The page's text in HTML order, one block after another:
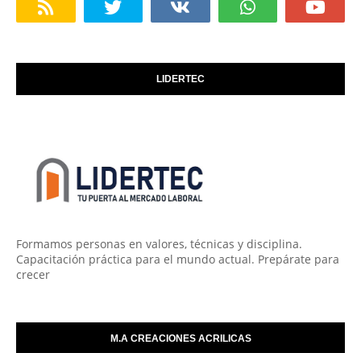
LIDERTEC
Formamos personas en valores, técnicas y disciplina.
Capacitación práctica para el mundo actual. Prepárate para
crecer
M.A CREACIONES ACRILICAS